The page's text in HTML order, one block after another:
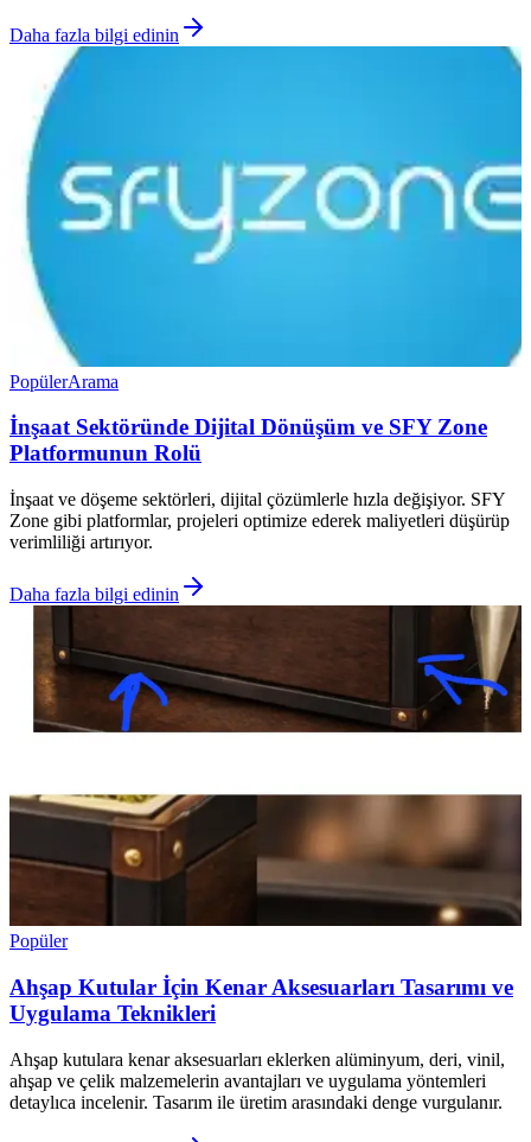
Daha fazla bilgi edinin
PopülerArama
İnşaat Sektöründe Dijital Dönüşüm ve SFY Zone
Platformunun Rolü
İnşaat ve döşeme sektörleri, dijital çözümlerle hızla değişiyor. SFY
Zone gibi platformlar, projeleri optimize ederek maliyetleri düşürüp
verimliliği artırıyor.
Daha fazla bilgi edinin
Popüler
Ahşap Kutular İçin Kenar Aksesuarları Tasarımı ve
Uygulama Teknikleri
Ahşap kutulara kenar aksesuarları eklerken alüminyum, deri, vinil,
ahşap ve çelik malzemelerin avantajları ve uygulama yöntemleri
detaylıca incelenir. Tasarım ile üretim arasındaki denge vurgulanır.